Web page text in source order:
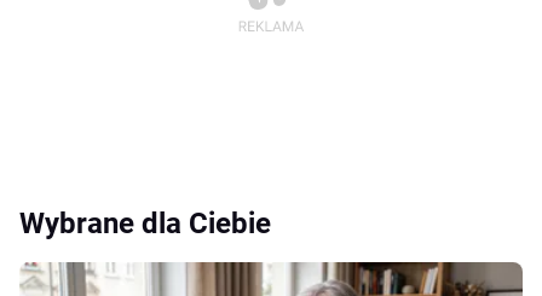
Wybrane dla Ciebie